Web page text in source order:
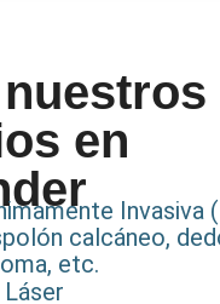
en
Invasiva
calcáneo,
etc.